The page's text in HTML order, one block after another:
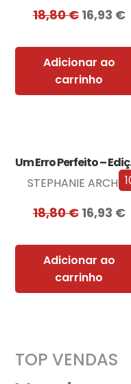
18,80€ 16,93 €
Adicionar ao
carrinho
Um
STEPHANIE ARCHER
18,80€ 16,93 €
Adicionar ao
carrinho
TOP VENDAS